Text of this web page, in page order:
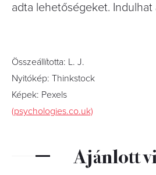
adta lehetőségeket. Indulhat
Összeállította: L. J.
Nyitókép: Thinkstock
Képek: Pexels
(psychologies.co.uk)
Ajánlott